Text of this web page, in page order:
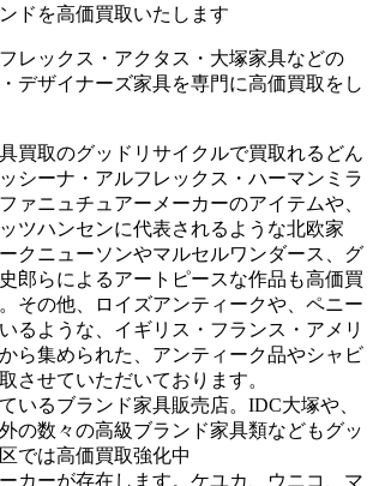
ドを高価買取いたします
レックス・アクタス・大塚家具などの
デザイナーズ家具を専門に高価買取をし
買取のグッドリサイクルで買取れるどん
シーナ・アルフレックス・ハーマンミラ
ァニュチュアーメーカーのアイテムや、
ツハンセンに代表されるような北欧家
クニューソンやマルセルワンダース、グ
郎らによるアートピースな作品も高価買
その他、ロイズアンティークや、ペニー
るような、イギリス・フランス・アメリ
ら集められた、アンティーク品やシャビ
させていただいております。
いるブランド家具販売店。IDC大塚や、
の数々の高級ブランド家具類などもグッ
では高価買取強化中
カーが存在します。ケユカ、ウニコ、マ